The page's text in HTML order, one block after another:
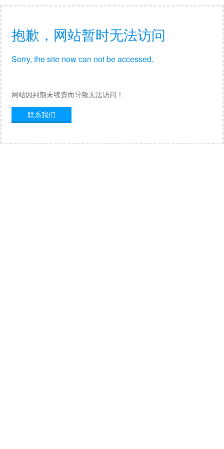
抱歉，网站暂时无法访问
Sorry, the site now can not be accessed.
网站因到期未续费而导致无法访问！
联系我们